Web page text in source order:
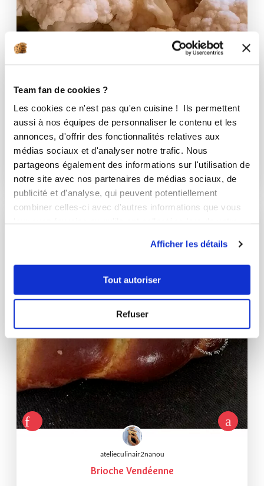
Team fan de cookies ?
Les cookies ce n'est pas qu'en cuisine ! Ils permettent
aussi à nos équipes de personnaliser le contenu et les
annonces, d'offrir des fonctionnalités relatives aux
médias sociaux et d'analyser notre trafic. Nous
partageons également des informations sur l'utilisation de
notre site avec nos partenaires de médias sociaux, de
publicité et d'analyse, qui peuvent potentiellement
combiner celles-ci avec d'autres informations que vous
Afficher les détails
Tout autoriser
Refuser
atelieculinair2nanou
Chou fleur et brocoli vapeur
Aucune note
40 min 0 19
atelieculinair2nanou
Brioche Vendéenne